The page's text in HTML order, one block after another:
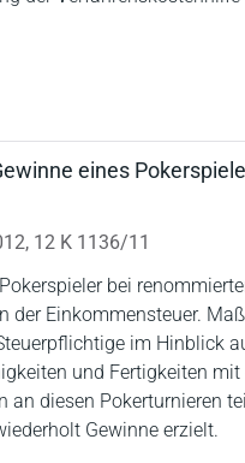
eines
12 K 1136/11
bei
der Einkommensteuer.
im Hinblick
und Fertigkeiten mit
an diesen Pokerturnieren
Gewinne erzielt.